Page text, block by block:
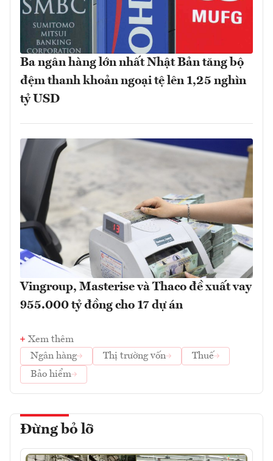
Ba ngân hàng lớn nhất Nhật Bản tăng bộ
đệm thanh khoản ngoại tệ lên 1,25 nghìn
tỷ USD
Vingroup, Masterise và Thaco đề xuất vay
955.000 tỷ đồng cho 17 dự án
Xem thêm
Ngân hàng
Thị trường vốn
Thuế
Bảo hiểm
Đừng bỏ lỡ